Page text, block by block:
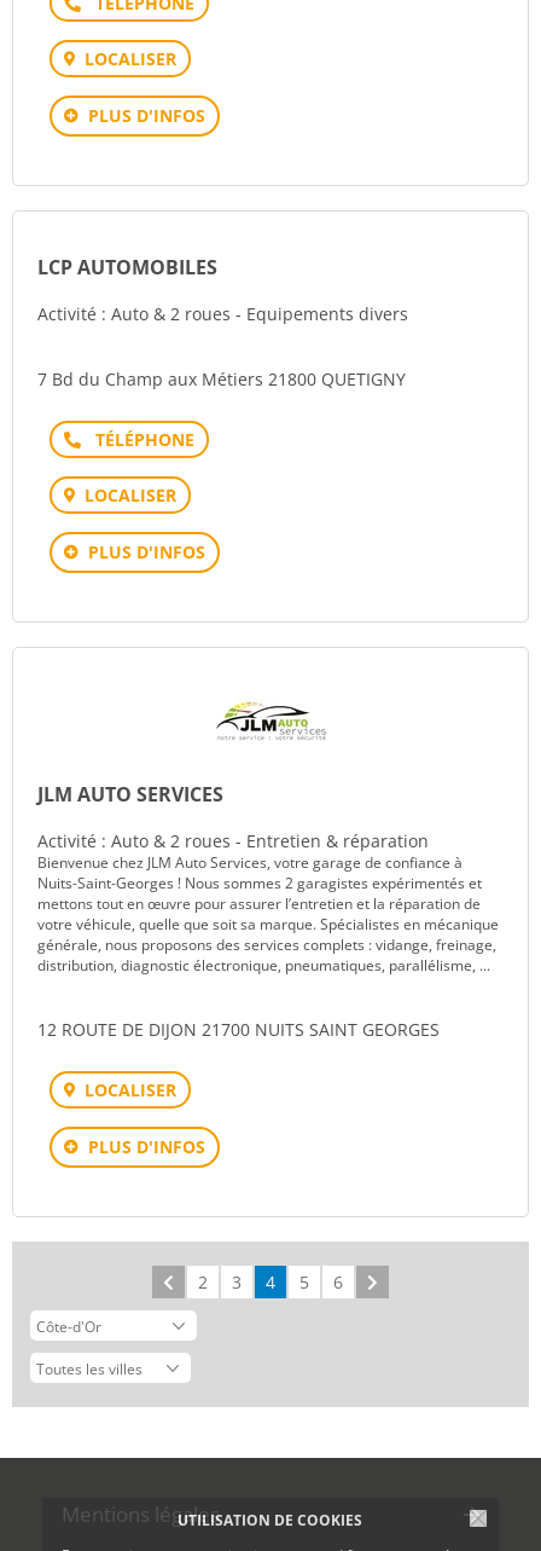
UTILISATION DE COOKIES
LOCALISER
PLUS D'INFOS
LCP AUTOMOBILES
Activité : Auto & 2 roues - Equipements divers
7 Bd du Champ aux Métiers 21800 QUETIGNY
Téléphone
LOCALISER
PLUS D'INFOS
JLM AUTO SERVICES
Activité : Auto & 2 roues - Entretien & réparation
Bienvenue chez JLM Auto Services, votre garage de confiance à
Nuits-Saint-Georges ! Nous sommes 2 garagistes expérimentés et
mettons tout en œuvre pour assurer l’entretien et la réparation de
votre véhicule, quelle que soit sa marque. Spécialistes en mécanique
générale, nous proposons des services complets : vidange, freinage,
distribution, diagnostic électronique, pneumatiques, parallélisme, ...
12 ROUTE DE DIJON 21700 NUITS SAINT GEORGES
LOCALISER
PLUS D'INFOS
Précédent
2 3 4 5 6
Mentions légales